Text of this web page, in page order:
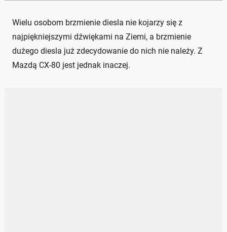
Wielu osobom brzmienie diesla nie kojarzy się z
najpiękniejszymi dźwiękami na Ziemi, a brzmienie
dużego diesla już zdecydowanie do nich nie należy. Z
Mazdą CX-80 jest jednak inaczej.